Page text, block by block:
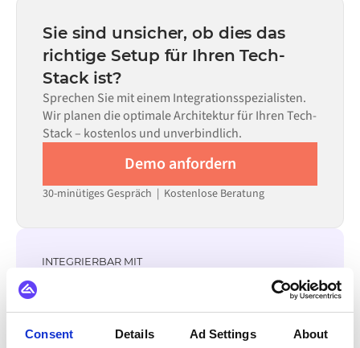
Consent Details Ad Settings About
allein nicht ausreicht.
statt Monaten einsatzbereit, abhängig von der
Komplexität des Data Mappings, der Anzahl der
erforderlichen Datenflüsse und Ihrem internen
Prüfprozess. Vorgefertigte Konnektoren für viele
Systeme sind im Alumio Marketplace verfügbar, was die
Einrichtungszeit erheblich verkürzt.
Sie sind unsicher, ob dies das
richtige Setup für Ihren Tech-
Stack ist?
Sprechen Sie mit einem Integrationsspezialisten.
Wir planen die optimale Architektur für Ihren Tech-
Stack – kostenlos und unverbindlich.
Demo anfordern
30-minütiges Gespräch | Kostenlose Beratung
INTEGRIERBAR MIT